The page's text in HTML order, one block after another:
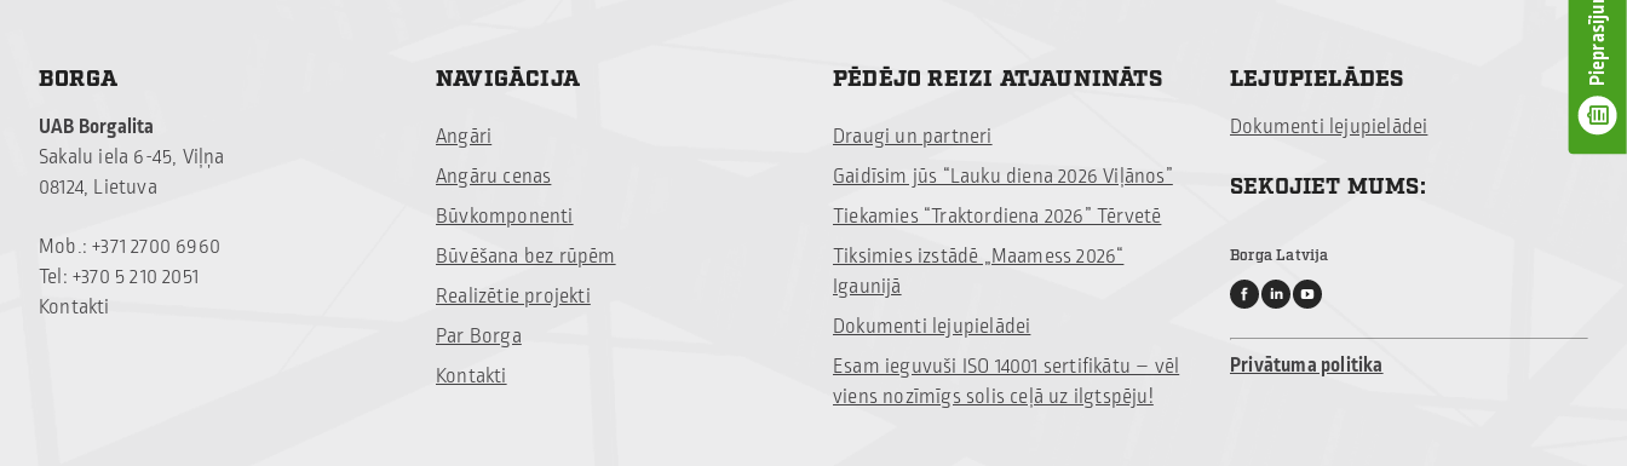
BORGA
UAB Borgalita
Sakalu iela 6-45, Viļņa
08124, Lietuva
Mob.: +371 2700 6960
Tel: +370 5 210 2051
Kontakti
NAVIGĀCIJA
Angāri
Angāru cenas
Būvkomponenti
Būvēšana bez rūpēm
Realizētie projekti
Par Borga
Kontakti
PĒDĒJO REIZI ATJAUNINĀTS
Draugi un partneri
Gaidīsim jūs “Lauku diena 2026 Viļānos”
Tiekamies “Traktordiena 2026” Tērvetē
Tiksimies izstādē „Maamess 2026“
Igaunijā
Dokumenti lejupielādei
Esam ieguvuši ISO 14001 sertifikātu – vēl
viens nozīmīgs solis ceļā uz ilgtspēju!
LEJUPIELĀDES
Dokumenti lejupielādei
SEKOJIET MUMS:
Borga Latvija
Privātuma politika